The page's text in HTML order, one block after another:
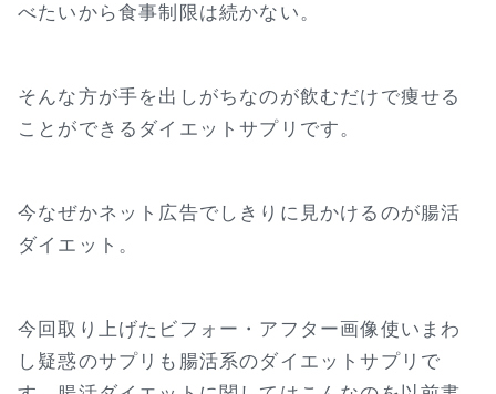
べたいから食事制限は続かない。
そんな方が手を出しがちなのが飲むだけで痩せる
ことができるダイエットサプリです。
今なぜかネット広告でしきりに見かけるのが腸活
ダイエット。
今回取り上げたビフォー・アフター画像使いまわ
し疑惑のサプリも腸活系のダイエットサプリで